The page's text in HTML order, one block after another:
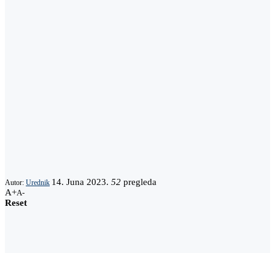
Autor: Urednik 14. Juna 2023. 52 pregleda
A+A-
Reset